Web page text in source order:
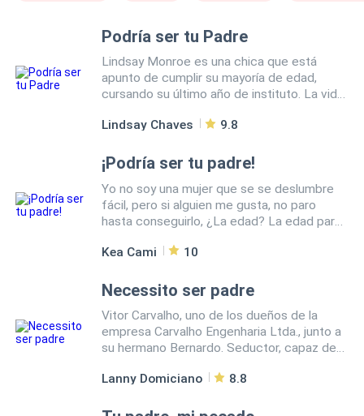
Podría ser tu Padre
Lindsay Monroe es una chica que está
apunto de cumplir su mayoría de edad,
cursando su último año de instituto. La vida
con James Connor un hombre encantador,
empresa. Un amor imposible en el cual la
diferencia de edad y pasados ocultos serán
su ruina. ¿El amor será posible de
sobrepasar los obstáculos?
********************** -te quiero. -dice
completamente estupefacto. Esto no es
también te quiero. -susurró, para mi miedo
palabras.
Lindsay Chaves 9.8
¡Podría ser tu padre!
Yo no soy una mujer que se se deslumbre
fácil, pero si alguien me gusta, no paro
hasta conseguirlo, ¿La edad? La edad para
quiera nada conmigo? ¡Nah! Eso tampoco
consigo. ¡Y sí! Podría ser mi padre, pero ¿Lo
es? No, así que todo se vale.
Kea Cami 10
Necessito ser padre
Vitor Carvalho, uno de los dueños de la
empresa Carvalho Engenharia Ltda., junto a
su hermano Bernardo. Seductor, capaz de
en su camino, egoísta, arrogante y centrado
ganar cada vez más dinero. Pero descubre
Lanny Domiciano 8.8